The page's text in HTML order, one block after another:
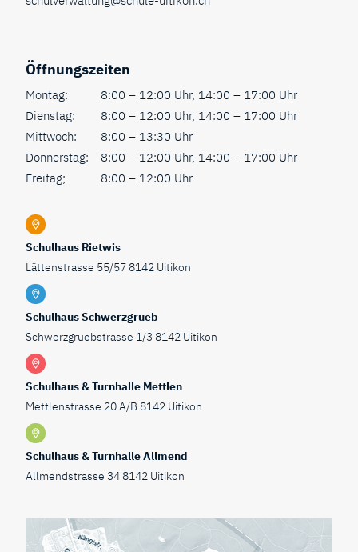
Öffnungszeiten
Montag:
8:00 – 12:00 Uhr, 14:00 – 17:00 Uhr
Dienstag:
8:00 – 12:00 Uhr, 14:00 – 17:00 Uhr
Mittwoch:
8:00 – 13:30 Uhr
Donnerstag:
8:00 – 12:00 Uhr, 14:00 – 17:00 Uhr
Freitag;
8:00 – 12:00 Uhr
Schulhaus Rietwis
Lättenstrasse 55/57 8142 Uitikon
Schulhaus Schwerzgrueb
Schwerzgruebstrasse 1/3 8142 Uitikon
Schulhaus & Turnhalle Mettlen
Mettlenstrasse 20 A/B 8142 Uitikon
Schulhaus & Turnhalle Allmend
Allmendstrasse 34 8142 Uitikon